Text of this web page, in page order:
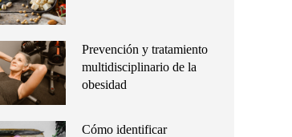
Prevención y tratamiento
multidisciplinario de la
obesidad
Cómo identificar